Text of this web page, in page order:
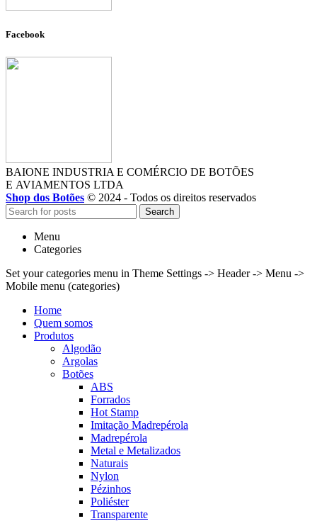
Facebook
BAIONE INDUSTRIA E COMÉRCIO DE BOTÕES
E AVIAMENTOS LTDA
Shop dos Botões © 2024 - Todos os direitos reservados
Search
Menu
Categories
Set your categories menu in Theme Settings -> Header -> Menu ->
Mobile menu (categories)
Home
Quem somos
Produtos
Algodão
Argolas
Botões
ABS
Forrados
Hot Stamp
Imitação Madrepérola
Madrepérola
Metal e Metalizados
Naturais
Nylon
Pézinhos
Poliéster
Transparente